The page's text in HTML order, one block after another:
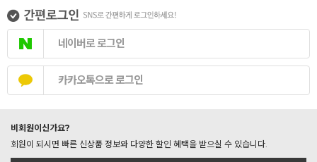
네이버로 로그인
카카오톡으로 로그인
비회원이신가요?
회원이 되시면 빠른 신상품 정보와 다양한 할인 혜택을 받으실 수 있습니다.